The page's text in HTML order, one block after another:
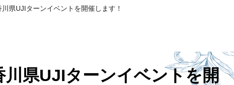
県UJIターンイベントを開催します！
県UJIターンイベントを開